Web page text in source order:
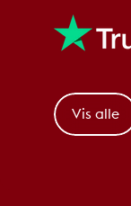
Vis alle